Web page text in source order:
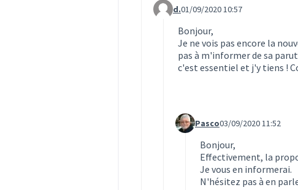
Commentaire 2009 (réponse au
d.01/09/2020 10:57
Bonjour,
Je ne vois pas encore la
pas à m'informer de sa
c'est essentiel et j'y tiens !
Commentaire 2010 (réponse
Pasco03/09/2020 11:52
Bonjour,
Effectivement, la
Je vous en informerai.
N'hésitez pas à en